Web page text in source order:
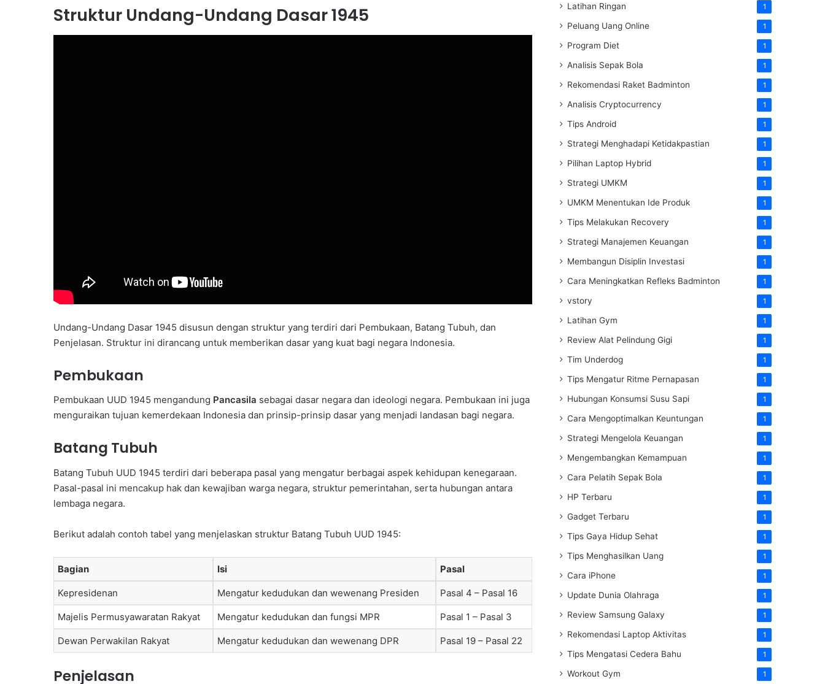
Struktur Undang-Undang Dasar 1945
Undang-Undang Dasar 1945 disusun dengan struktur yang terdiri dari Pembukaan, Batang Tubuh, dan
Penjelasan. Struktur ini dirancang untuk memberikan dasar yang kuat bagi negara Indonesia.
Pembukaan
Pembukaan UUD 1945 mengandung Pancasila sebagai dasar negara dan ideologi negara. Pembukaan ini juga
menguraikan tujuan kemerdekaan Indonesia dan prinsip-prinsip dasar yang menjadi landasan bagi negara.
Batang Tubuh
Batang Tubuh UUD 1945 terdiri dari beberapa pasal yang mengatur berbagai aspek kehidupan kenegaraan.
Pasal-pasal ini mencakup hak dan kewajiban warga negara, struktur pemerintahan, serta hubungan antara
lembaga negara.
Berikut adalah contoh tabel yang menjelaskan struktur Batang Tubuh UUD 1945:
Bagian Isi Pasal
Kepresidenan Mengatur kedudukan dan wewenang Presiden Pasal 4 – Pasal 16
Majelis Permusyawaratan Rakyat Mengatur kedudukan dan fungsi MPR Pasal 1 – Pasal 3
Dewan Perwakilan Rakyat Mengatur kedudukan dan wewenang DPR Pasal 19 – Pasal 22
Penjelasan
Latihan Ringan 1
Peluang Uang Online 1
Program Diet 1
Analisis Sepak Bola 1
Rekomendasi Raket Badminton 1
Analisis Cryptocurrency 1
Tips Android 1
Strategi Menghadapi Ketidakpastian 1
Pilihan Laptop Hybrid 1
Strategi UMKM 1
UMKM Menentukan Ide Produk 1
Tips Melakukan Recovery 1
Strategi Manajemen Keuangan 1
Membangun Disiplin Investasi 1
Cara Meningkatkan Refleks Badminton 1
vstory 1
Latihan Gym 1
Review Alat Pelindung Gigi 1
Tim Underdog 1
Tips Mengatur Ritme Pernapasan 1
Hubungan Konsumsi Susu Sapi 1
Cara Mengoptimalkan Keuntungan 1
Strategi Mengelola Keuangan 1
Mengembangkan Kemampuan 1
Cara Pelatih Sepak Bola 1
HP Terbaru 1
Gadget Terbaru 1
Tips Gaya Hidup Sehat 1
Tips Menghasilkan Uang 1
Cara iPhone 1
Update Dunia Olahraga 1
Review Samsung Galaxy 1
Rekomendasi Laptop Aktivitas 1
Tips Mengatasi Cedera Bahu 1
Workout Gym 1